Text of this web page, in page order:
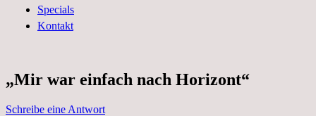
Specials
Kontakt
„Mir war einfach nach Horizont“
Schreibe eine Antwort